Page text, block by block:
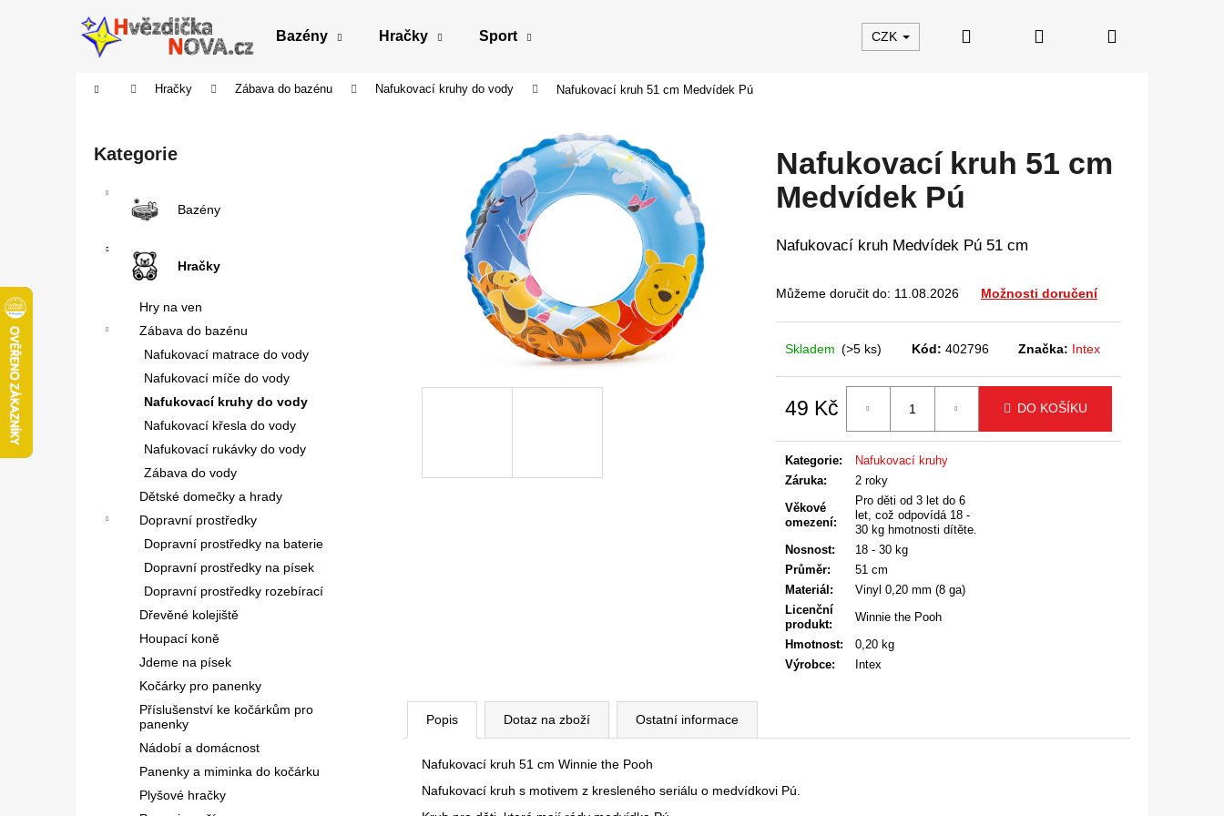
Bazény Hračky Sport CZK Hledat PřihlášeníNákupní
Domů Hračky Zábava do bazénu Nafukovací kruhy do vody Nafukovací kruh 51 cm Medvídek Pú
Přeskočit
kategorie
Kategorie
Bazény
Hračky
Hry na ven
Zábava do bazénu
Nafukovací matrace do vody
Nafukovací míče do vody
Nafukovací kruhy do vody
Nafukovací křesla do vody
Nafukovací rukávky do vody
Zábava do vody
Dětské domečky a hrady
Dopravní prostředky
Dopravní prostředky na baterie
Dopravní prostředky na písek
Dopravní prostředky rozebírací
Dřevěné kolejiště
Houpací koně
Jdeme na písek
Kočárky pro panenky
Příslušenství ke kočárkům pro
panenky
Nádobí a domácnost
Panenky a miminka do kočárku
Plyšové hračky
Nafukovací kruh 51 cm
Medvídek Pú
Nafukovací kruh Medvídek Pú 51 cm
Můžeme doručit do: 11.08.2026 Možnosti doručení
Skladem (>5 ks) Kód: 402796 Značka: Intex
49 Kč
cena:
DO KOŠÍKU
Kategorie:
Nafukovací kruhy
Záruka:
2 roky
Věkové
omezení:
Pro děti od 3 let do 6
let, což odpovídá 18 -
30 kg hmotnosti dítěte.
Nosnost:
18 - 30 kg
Průměr:
51 cm
Materiál:
Vinyl 0,20 mm (8 ga)
Licenční
produkt:
Winnie the Pooh
Hmotnost:
0,20 kg
Výrobce: Intex
Popis Dotaz na zboží Ostatní informace
Nafukovací kruh 51 cm Winnie the Pooh
Nafukovací kruh s motivem z kresleného seriálu o medvídkovi Pú.
Zpět
Zpět
Co potřebujete najít?
HLEDAT
Doporučujeme